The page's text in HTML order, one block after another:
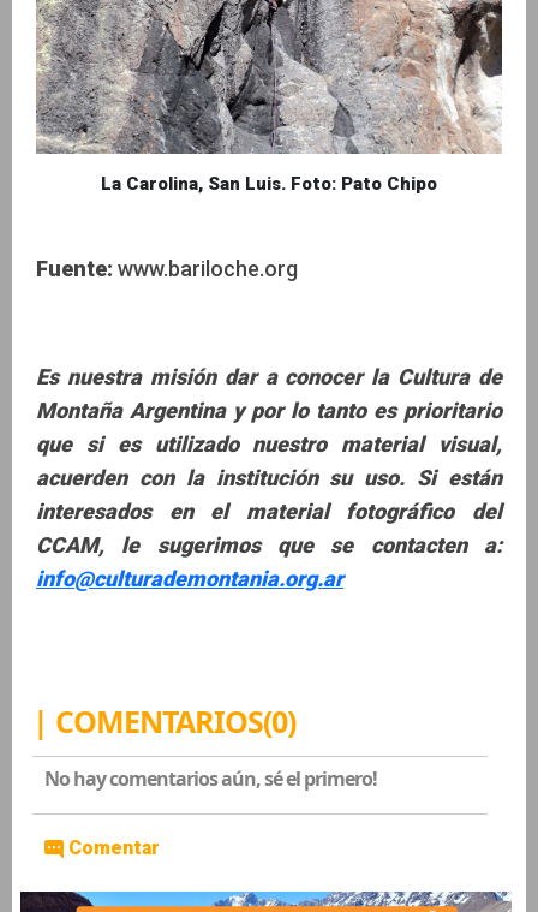
La Carolina, San Luis. Foto: Pato Chipo
Fuente: www.bariloche.org
Es nuestra misión dar a conocer la Cultura de
Montaña Argentina y por lo tanto es prioritario
que si es utilizado nuestro material visual,
acuerden con la institución su uso. Si están
interesados en el material fotográfico del
CCAM, le sugerimos que se contacten a:
info@culturademontania.org.ar
| COMENTARIOS(0)
No hay comentarios aún, sé el primero!
Comentar